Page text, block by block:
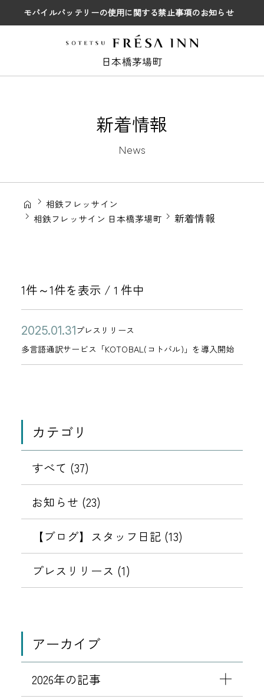
モバイルバッテリーの使用に関する禁止事項のお知らせ
日本橋茅場町
新着情報
News
相鉄フレッサイン
相鉄フレッサイン 日本橋茅場町
新着情報
1件～1件を表示 / 1 件中
多言語通訳サービス「KOTOBAL(コトバル)」を導入開始
公
開
日
2
0
2
月
1
カ
テ
プレスリリース
多
言
語
サ
ビ
ス
「
O
O
A
ト
バ
ル
カテゴリ
すべて (37)
お知らせ (23)
【ブログ】スタッフ日記 (13)
プレスリリース (1)
アーカイブ
2026年の記事